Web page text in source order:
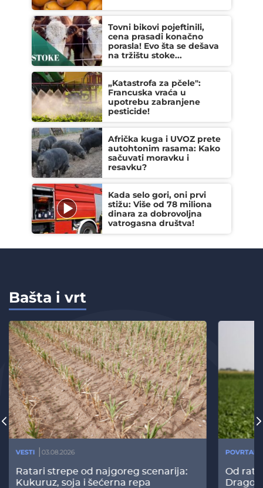
Tovni bikovi pojeftinili,
cena prasadi konačno
porasla! Evo šta se dešava
na tržištu stoke...
„Katastrofa za pčele":
Francuska vraća u
upotrebu zabranjene
pesticide!
Afrička kuga i UVOZ prete
autohtonim rasama: Kako
sačuvati moravku i
resavku?
Kada selo gori, oni prvi
stižu: Više od 78 miliona
dinara za dobrovoljna
vatrogasna društva!
Bašta i vrt
VESTI 03.08.2026
Ratari strepe od najgoreg scenarija:
Kukuruz, soja i šećerna repa
Od